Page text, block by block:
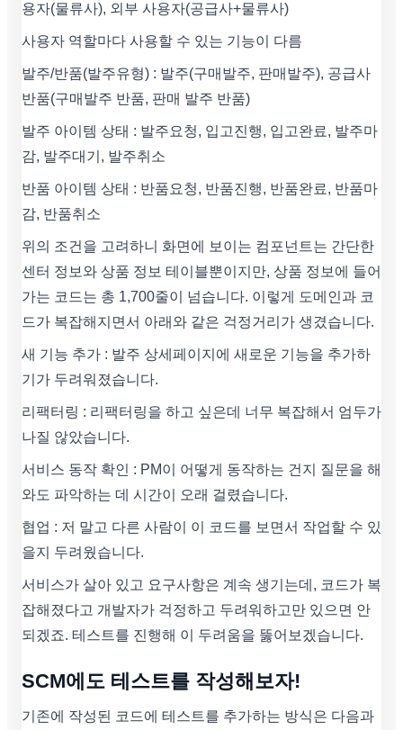
용자(물류사), 외부 사용자(공급사+물류사)
사용자 역할마다 사용할 수 있는 기능이 다름
발주/반품(발주유형) : 발주(구매발주, 판매발주), 공급사
반품(구매발주 반품, 판매 발주 반품)
발주 아이템 상태 : 발주요청, 입고진행, 입고완료, 발주마
감, 발주대기, 발주취소
반품 아이템 상태 : 반품요청, 반품진행, 반품완료, 반품마
감, 반품취소
위의 조건을 고려하니 화면에 보이는 컴포넌트는 간단한
센터 정보와 상품 정보 테이블뿐이지만, 상품 정보에 들어
가는 코드는 총 1,700줄이 넘습니다. 이렇게 도메인과 코
드가 복잡해지면서 아래와 같은 걱정거리가 생겼습니다.
새 기능 추가 : 발주 상세페이지에 새로운 기능을 추가하
기가 두려워졌습니다.
리팩터링 : 리팩터링을 하고 싶은데 너무 복잡해서 엄두가
나질 않았습니다.
서비스 동작 확인 : PM이 어떻게 동작하는 건지 질문을 해
와도 파악하는 데 시간이 오래 걸렸습니다.
협업 : 저 말고 다른 사람이 이 코드를 보면서 작업할 수 있
을지 두려웠습니다.
서비스가 살아 있고 요구사항은 계속 생기는데, 코드가 복
잡해졌다고 개발자가 걱정하고 두려워하고만 있으면 안
되겠죠. 테스트를 진행해 이 두려움을 뚫어보겠습니다.
SCM에도 테스트를 작성해보자!
기존에 작성된 코드에 테스트를 추가하는 방식은 다음과